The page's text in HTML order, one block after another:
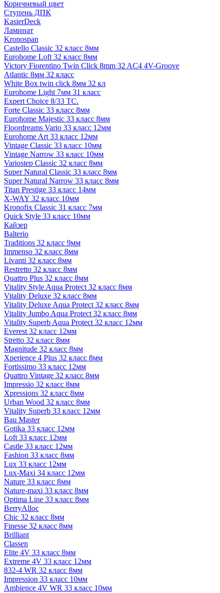
Коричневый цвет
Ступень ДПК
KasierDeck
Ламинат
Kronospan
Castello Classic 32 класс 8мм
Eurohome Loft 32 класс 8мм
Victory Fiorentino Twin Click 8mm 32 AC4 4V-Groove
Atlantic 8мм 32 класс
White Box twin click 8мм 32 кл
Eurohome Light 7мм 31 класс
Expert Choice 8/33 TC.
Forte Classic 33 класс 8мм
Eurohome Majestic 33 класс 8мм
Floordreams Vario 33 класс 12мм
Eurohome Art 33 класс 12мм
Vintage Classic 33 класс 10мм
Vintage Narrow 33 класс 10мм
Variostep Classic 32 класс 8мм
Super Natural Classic 33 класс 8мм
Super Natural Narrow 33 класс 8мм
Titan Prestige 33 класс 14мм
X-WAY 32 класс 10мм
Kronofix Classic 31 класс 7мм
Quick Style 33 класс 10мм
Кайзер
Balterio
Traditions 32 класс 9мм
Immenso 32 класс 8мм
Livanti 32 класс 8мм
Restretto 32 класс 8мм
Quattro Plus 32 класс 8мм
Vitality Style Aqua Protect 32 класс 8мм
Vitality Deluxe 32 класс 8мм
Vitality Deluxe Aqua Protect 32 класс 8мм
Vitality Jumbo Aqua Protect 32 класс 8мм
Vitality Superb Aqua Protect 32 класс 12мм
Everest 32 класс 12мм
Stretto 32 класс 8мм
Magnitude 32 класс 8мм
Xperience 4 Plus 32 класс 8мм
Fortissimo 33 класс 12мм
Quattro Vintage 32 класс 8мм
Impressio 32 класс 8мм
Xpressions 32 класс 8мм
Urban Wood 32 класс 8мм
Vitality Superb 33 класс 12мм
Bau Master
Gotika 33 класс 12мм
Loft 33 класс 12мм
Castle 33 класс 12мм
Fashion 33 класс 8мм
Lux 33 класс 12мм
Lux-Maxi 34 класс 12мм
Nature 33 класс 8мм
Nature-maxi 33 класс 8мм
Optima Line 33 класс 8мм
BerryAlloc
Chic 32 класс 8мм
Finesse 32 класс 8мм
Brilliant
Classen
Elite 4V 33 класс 8мм
Extreme 4V 33 класс 12мм
832-4 WR 32 класс 8мм
Impression 33 класс 10мм
Ambience 4V WR 33 класс 10мм